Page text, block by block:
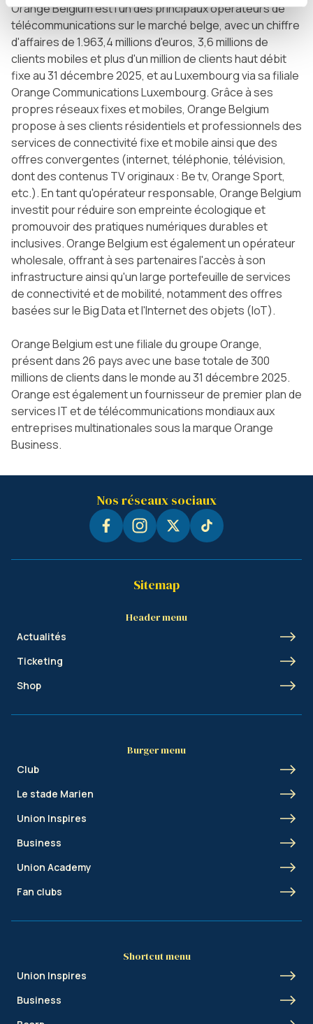
Orange Belgium est l'un des principaux opérateurs de
télécommunications sur le marché belge, avec un chiffre
d'affaires de 1.963,4 millions d'euros, 3,6 millions de
clients mobiles et plus d'un million de clients haut débit
fixe au 31 décembre 2025, et au Luxembourg via sa filiale
Orange Communications Luxembourg. Grâce à ses
propres réseaux fixes et mobiles, Orange Belgium
propose à ses clients résidentiels et professionnels des
services de connectivité fixe et mobile ainsi que des
offres convergentes (internet, téléphonie, télévision,
dont des contenus TV originaux : Be tv, Orange Sport,
etc.). En tant qu'opérateur responsable, Orange Belgium
investit pour réduire son empreinte écologique et
promouvoir des pratiques numériques durables et
inclusives. Orange Belgium est également un opérateur
wholesale, offrant à ses partenaires l'accès à son
infrastructure ainsi qu'un large portefeuille de services
de connectivité et de mobilité, notamment des offres
basées sur le Big Data et l'Internet des objets (IoT).
Orange Belgium est une filiale du groupe Orange,
présent dans 26 pays avec une base totale de 300
millions de clients dans le monde au 31 décembre 2025.
Orange est également un fournisseur de premier plan de
services IT et de télécommunications mondiaux aux
entreprises multinationales sous la marque Orange
Business.
Nos réseaux sociaux
Sitemap
Header menu
Actualités
Ticketing
Shop
Burger menu
Club
Le stade Marien
Union Inspires
Business
Union Academy
Fan clubs
Shortcut menu
Union Inspires
Business